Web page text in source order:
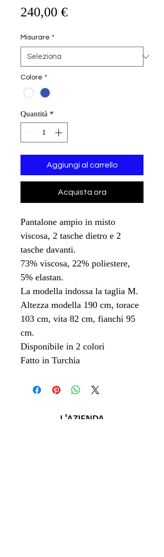
240,00 €Prezzo
Misurare *
Colore *
Quantità *
Aggiungi al carrello
Acquista ora
Pantalone ampio in misto
viscosa, 2 tasche dietro e 2
tasche davanti.
73% viscosa, 22% poliestere,
5% elastan.
La modella indossa la taglia M.
Altezza modella 190 cm, torace
103 cm, vita 82 cm, fianchi 95
cm.
Disponibile in 2 colori
Fatto in Turchia
L'AZIENDA